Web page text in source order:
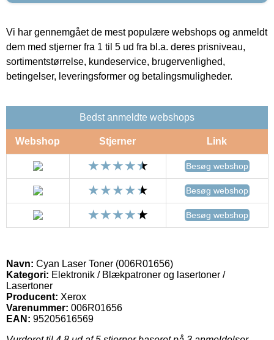
Vi har gennemgået de mest populære webshops og anmeldt
dem med stjerner fra 1 til 5 ud fra bl.a. deres prisniveau,
sortimentstørrelse, kundeservice, brugervenlighed,
betingelser, leveringsformer og betalingsmuligheder.
Bedst anmeldte webshops
Webshop Stjerner Link
Besøg webshop
Besøg webshop
Besøg webshop
Navn: Cyan Laser Toner (006R01656)
Kategori: Elektronik / Blækpatroner og lasertoner /
Lasertoner
Producent: Xerox
Varenummer: 006R01656
EAN: 95205616569